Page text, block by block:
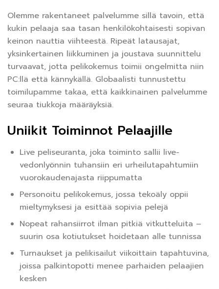
Olemme rakentaneet palvelumme sillä tavoin, että
kukin pelaaja saa tasan henkilökohtaisesti sopivan
keinon nauttia viihteestä. Ripeät latausajat,
yksinkertainen liikkuminen ja joustava suunnittelu
turvaavat, jotta pelikokemus toimii ongelmitta niin
PC:llä että kännykällä. Globaalisti tunnustettu
toimilupamme takaa, että kaikkinainen palvelumme
seuraa tiukkoja määräyksiä.
Uniikit Toiminnot Pelaajille
Live peliseuranta, joka toiminto sallii live-
vedonlyönnin tuhansiin eri urheilutapahtumiin
vuorokaudenajasta riippumatta
Personoitu pelikokemus, jossa tekoäly oppii
mieltymyksesi ja esittää sopivia pelejä
Nopeat rahansiirrot ilman pitkiä vitkutteluita –
suurin osa kotiutukset hoidetaan alle tunnissa
Turnaukset ja pelikisailut viikoittain tapahtuvina,
joissa palkintopotti menee parhaiden pelaajien
kesken